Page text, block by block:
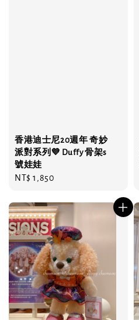
香港迪士尼20週年 奇妙
派對系列💜 Duffy 骨架s
號娃娃
Regular
NT$ 1,850